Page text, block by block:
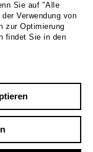
Sie auf "Alle
Verwendung von
zur Optimierung
findet Sie in den